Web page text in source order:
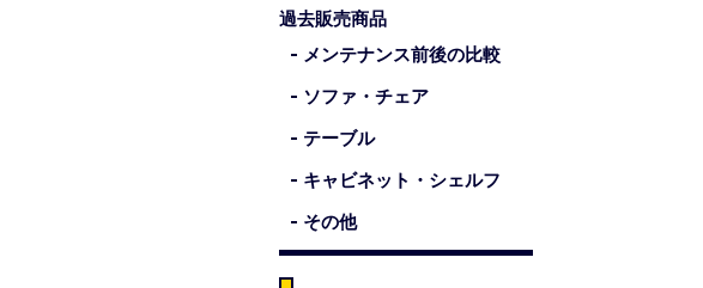
過去販売商品
メンテナンス前後の比較
ソファ・チェア
テーブル
キャビネット・シェルフ
その他